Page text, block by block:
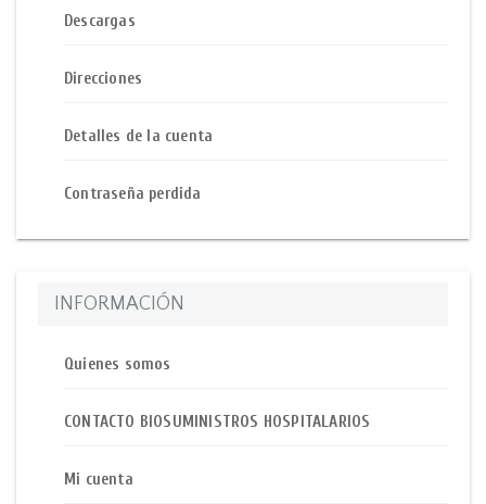
Descargas
Direcciones
Detalles de la cuenta
Contraseña perdida
INFORMACIÓN
Quienes somos
CONTACTO BIOSUMINISTROS HOSPITALARIOS
Mi cuenta